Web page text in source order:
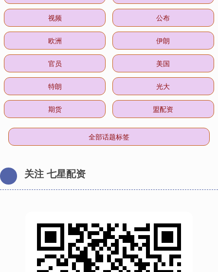
视频 公布
欧洲 伊朗
官员 美国
特朗 光大
期货 盟配资
全部话题标签
关注 七星配资